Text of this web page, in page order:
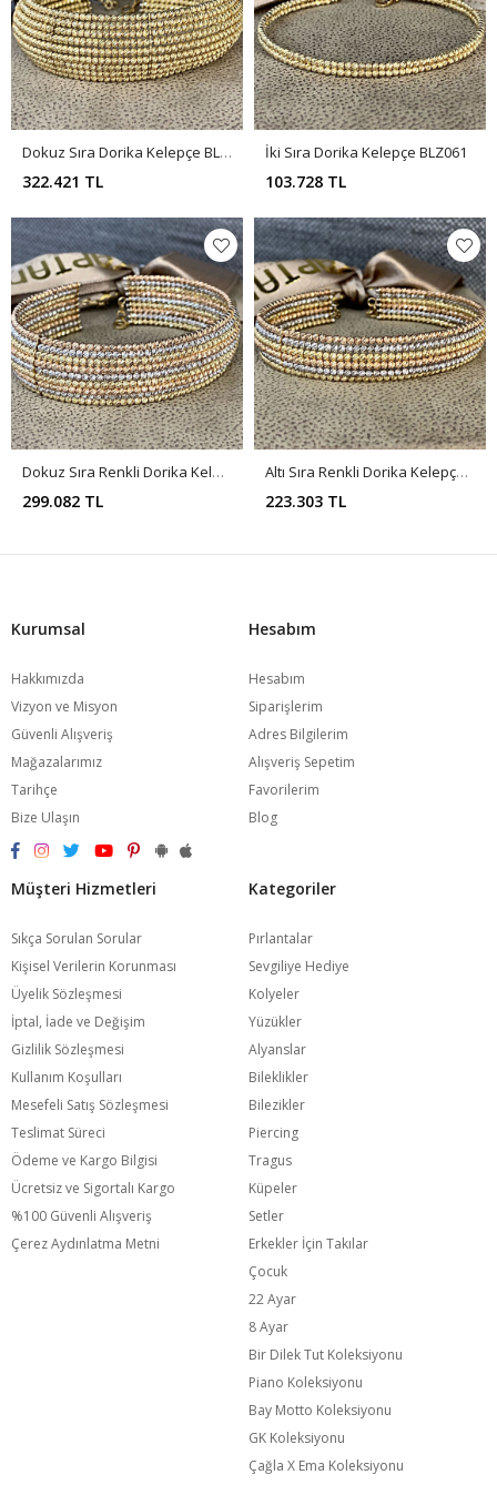
Dokuz Sıra Dorika Kelepçe BLZ060
322.421 TL
İki Sıra Dorika Kelepçe BLZ061
103.728 TL
Dokuz Sıra Renkli Dorika Kelepçe BLZ063
299.082 TL
Altı Sıra Renkli Dorika Kelepçe BLZ062
223.303 TL
Kurumsal
Hakkımızda
Vizyon ve Misyon
Güvenli Alışveriş
Mağazalarımız
Tarihçe
Bize Ulaşın
Hesabım
Hesabım
Siparişlerim
Adres Bilgilerim
Alışveriş Sepetim
Favorilerim
Blog
Müşteri Hizmetleri
Sıkça Sorulan Sorular
Kişisel Verilerin Korunması
Üyelik Sözleşmesi
İptal, İade ve Değişim
Gizlilik Sözleşmesi
Kullanım Koşulları
Mesefeli Satış Sözleşmesi
Teslimat Süreci
Ödeme ve Kargo Bilgisi
Ücretsiz ve Sigortalı Kargo
%100 Güvenli Alışveriş
Çerez Aydınlatma Metni
Kategoriler
Pırlantalar
Sevgiliye Hediye
Kolyeler
Yüzükler
Alyanslar
Bileklikler
Bilezikler
Piercing
Tragus
Küpeler
Setler
Erkekler İçin Takılar
Çocuk
22 Ayar
8 Ayar
Bir Dilek Tut Koleksiyonu
Piano Koleksiyonu
Bay Motto Koleksiyonu
GK Koleksiyonu
Çağla X Ema Koleksiyonu